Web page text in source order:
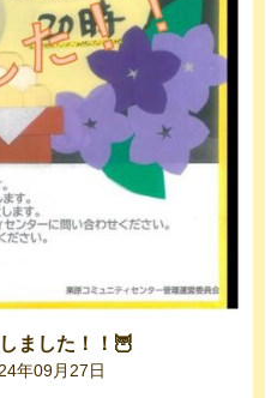
ました！！🦉
年09月27日